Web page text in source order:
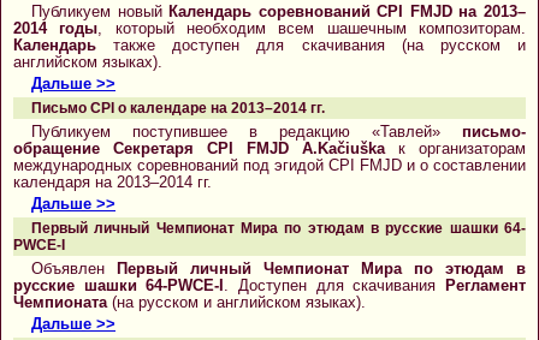
Публикуем новыйКалендарь соревнований CPI FMJD на 2013–
2014 годы , который необходим всем шашечным композиторам.
Календарь также доступен для скачивания (на русском и
английском языках).
Дальше >>
Письмо CPI о календаре на 2013–2014 гг.
Публикуем поступившее в редакцию «Тавлей» письмо-
обращение Секретаря CPI FMJD A.Kačiuška к организаторам
международных соревнований под эгидой CPI FMJD и о составлении
календаря на 2013–2014 гг.
Дальше >>
Первый личный Чемпионат Мира по этюдам в русские шашки 64-
PWCE-I
Объявлен Первый личный Чемпионат Мира по этюдам в
русские шашки 64-PWCE-I . Доступен для скачиванияРегламент
Чемпионата (на русском и английском языках).
Дальше >>